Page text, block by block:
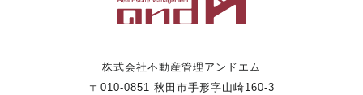
株式会社不動産管理アンドエム
〒010-0851 秋田市手形字山崎160-3